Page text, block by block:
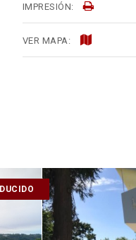
IMPRESIÓN:
VER MAPA: